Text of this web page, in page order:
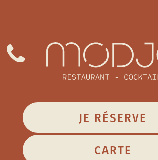
JE RÉSERVE
CARTE